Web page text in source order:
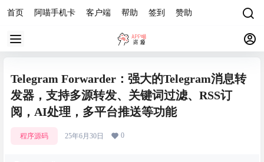
首页 阿喵手机卡 客户端 帮助 签到 赞助
Telegram Forwarder：强大的Telegram消息转
发器，支持多源转发、关键词过滤、RSS订
阅，AI处理，多平台推送等功能
程序源码 25年6月30日 0